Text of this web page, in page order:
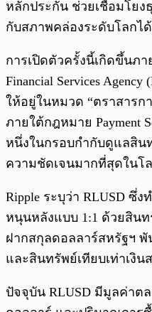
หลักประกัน ช่วยเชื่อมโย
กับสภาพคล่องระดับโลกไ
การเปิดตัวครั้งนี้เกิดขึ้นภา
Financial Services
ให้อยู่ในหมวด “ตราสารก
ภายใต้กฎหมาย Payment
หนึ่งในกรอบกำกับดูแลสิน
ความชัดเจนมากที่สุดในโ
Ripple ระบุว่า RLUSD ซึ่ง
หนุนหลังแบบ 1:1 ด้วยสินท
ฝากสกุลดอลลาร์สหรัฐฯ
และสินทรัพย์เทียบเท่าเงิน
ปัจจุบัน RLUSD มีมูลค่าต